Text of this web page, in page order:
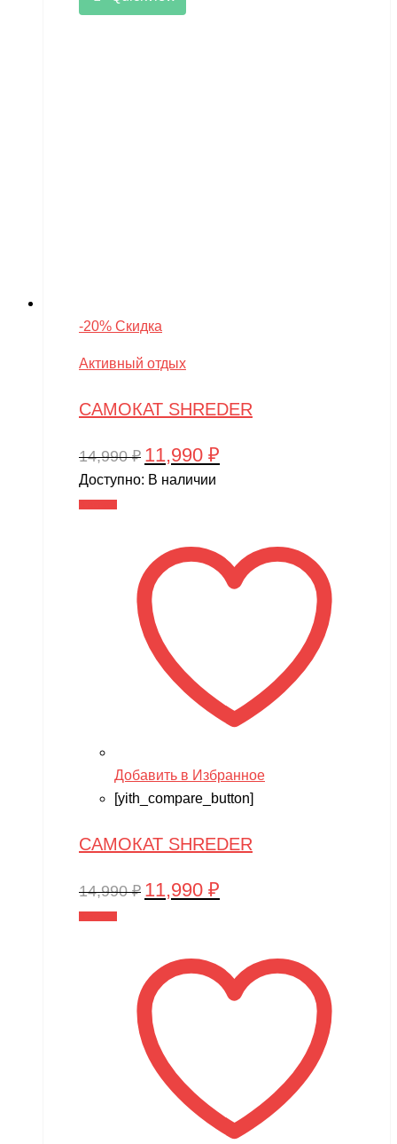
-20% Скидка
Активный отдых
САМОКАТ SHREDER
14,990₽ Первоначальная
цена
11,990 ₽
Доступно: В наличии
Добавить в Избранное
[yith_compare_button]
САМОКАТ SHREDER
14,990₽ Первоначальная
14,990 ₽.
11,990 ₽